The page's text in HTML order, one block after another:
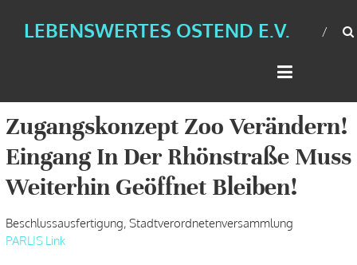
LEBENSWERTES OSTEND E.V.
Zugangskonzept Zoo Verändern!
Eingang In Der Rhönstraße Muss
Weiterhin Geöffnet Bleiben!
Beschlussausfertigung, Stadtverordnetenversammlung
PARLIS Link